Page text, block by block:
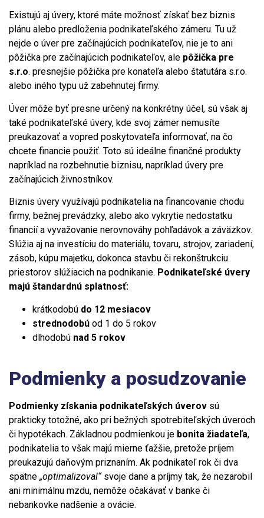
Existujú aj úvery, ktoré máte možnosť získať bez biznis
plánu alebo predloženia podnikateľského zámeru. Tu už
nejde o úver pre začínajúcich podnikateľov, nie je to ani
pôžička pre začínajúcich podnikateľov, ale pôžička pre
s.r.o. presnejšie pôžička pre konateľa alebo štatutára s.r.o.
alebo iného typu už zabehnutej firmy.
Úver môže byť presne určený na konkrétny účel, sú však aj
také podnikateľské úvery, kde svoj zámer nemusíte
preukazovať a vopred poskytovateľa informovať, na čo
chcete financie použiť. Toto sú ideálne finančné produkty
napríklad na rozbehnutie biznisu, napríklad úvery pre
začínajúcich živnostníkov.
Biznis úvery využívajú podnikatelia na financovanie chodu
firmy, bežnej prevádzky, alebo ako vykrytie nedostatku
financií a vyvažovanie nerovnováhy pohľadávok a záväzkov.
Slúžia aj na investíciu do materiálu, tovaru, strojov, zariadení,
zásob, kúpu majetku, dokonca stavbu či rekonštrukciu
priestorov slúžiacich na podnikanie. Podnikateľské úvery
majú štandardnú splatnosť:
krátkodobú do 12 mesiacov
strednodobú od 1 do 5 rokov
dlhodobú nad 5 rokov
Podmienky a posudzovanie
Podmienky získania podnikateľských úverov sú
prakticky totožné, ako pri bežných spotrebiteľských úveroch
či hypotékach. Základnou podmienkou je bonita žiadateľa,
podnikatelia to však majú mierne ťažšie, pretože príjem
preukazujú daňovým priznaním. Ak podnikateľ rok či dva
spätne „optimalizoval“svoje dane a príjmy tak, že nezarobil
ani minimálnu mzdu, nemôže očakávať v banke či
nebankovke nadšenie a ovácie.